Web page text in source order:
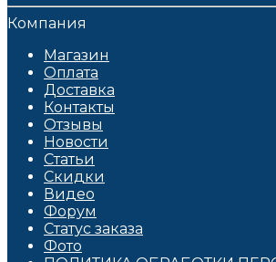
Компания
Магазин
Оплата
Доставка
Контакты
Отзывы
Новости
Статьи
Скидки
Видео
Форум
Статус заказа
Фото